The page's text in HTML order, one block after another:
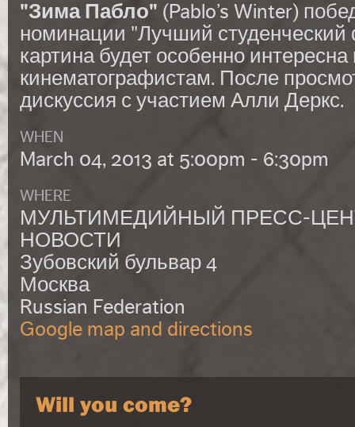
"Зима Пабло" (Pablo’s Winter)
номинации "Лучший
картина будет особенно
кинематографистам. После
дискуссия с участием Алли Деркс.
WHEN
March 04, 2013 at 5:00pm - 6:30pm
WHERE
МУЛЬТИМЕДИЙНЫЙ ПРЕСС-
НОВОСТИ
Зубовский бульвар 4
Москва
Russian Federation
Google map and directions
Will you come?